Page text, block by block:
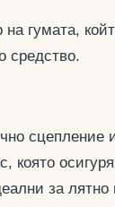
гумата,
средство.
която
за